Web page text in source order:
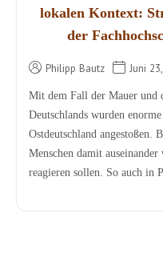
lokalen Kontext:
der
Philipp Bautz Juni
Mit dem Fall der Mauer und
Deutschlands wurden
Ostdeutschland angestoßen.
Menschen damit
reagieren sollen. So auch in